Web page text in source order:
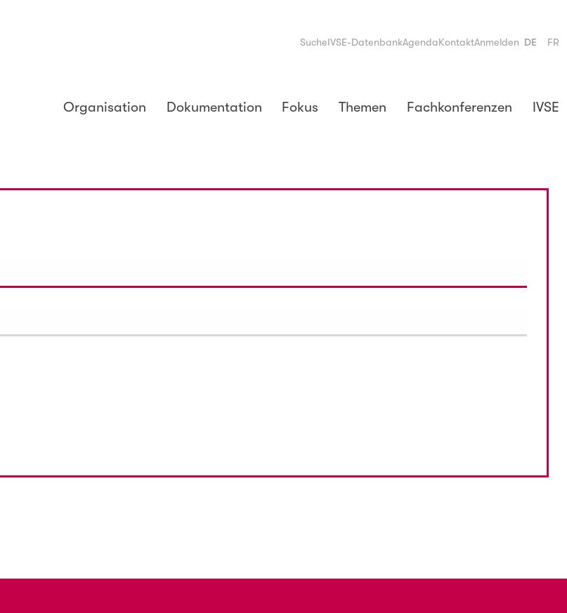
SucheIVSE-DatenbankAgendaKontaktAnmelden DE FR
Organisation Dokumentation Fokus Themen Fachkonferenzen IVSE